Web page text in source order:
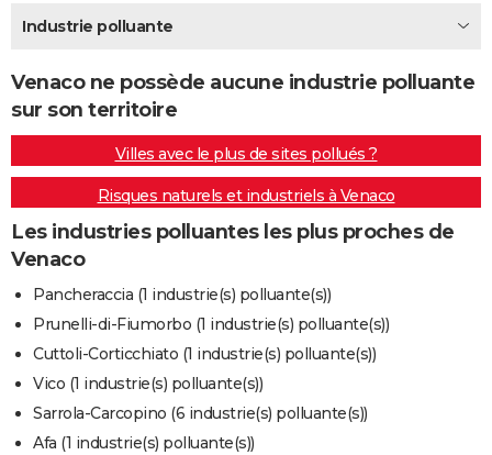
Destinations
City break
Voyage nature
Voyage de noces
Forum
Climat
+PHOTO
GUIDES D'ACHAT
BONS PLANS
CARTE DE VOEUX
Carte de Noël
Carte Bonne année
Carte Saint-Valentin
Carte d'anniversaire
DICTIONNAIRE
Dictionnaire
Biographies
Citations
Expressions
Proverbes
PROGRAMME TV
COPAINS D'AVANT
S'inscrire
Se connecter
Lycées
Collèges
Primaires
Universités
Entreprises
Service militaire
Avis de recherche
FORUM
Bricolage
Lifestyle
Culture
Sport
Auto
Television
Voyage
Cinema
Industrie polluante
Venaco ne possède aucune industrie polluante
sur son territoire
Villes avec le plus de sites pollués ?
Risques naturels et industriels à Venaco
Les industries polluantes les plus proches de
Venaco
Pancheraccia (1 industrie(s) polluante(s))
Prunelli-di-Fiumorbo (1 industrie(s) polluante(s))
Cuttoli-Corticchiato (1 industrie(s) polluante(s))
Vico (1 industrie(s) polluante(s))
Sarrola-Carcopino (6 industrie(s) polluante(s))
Afa (1 industrie(s) polluante(s))